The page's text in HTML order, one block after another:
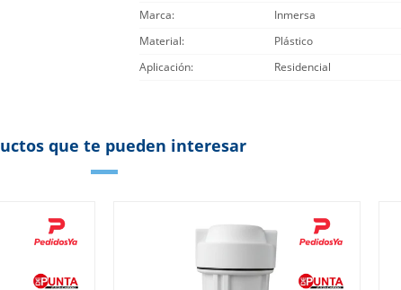
Marca
Inmersa
Material
Plástico
Aplicación
Residencial
que te pueden interesar